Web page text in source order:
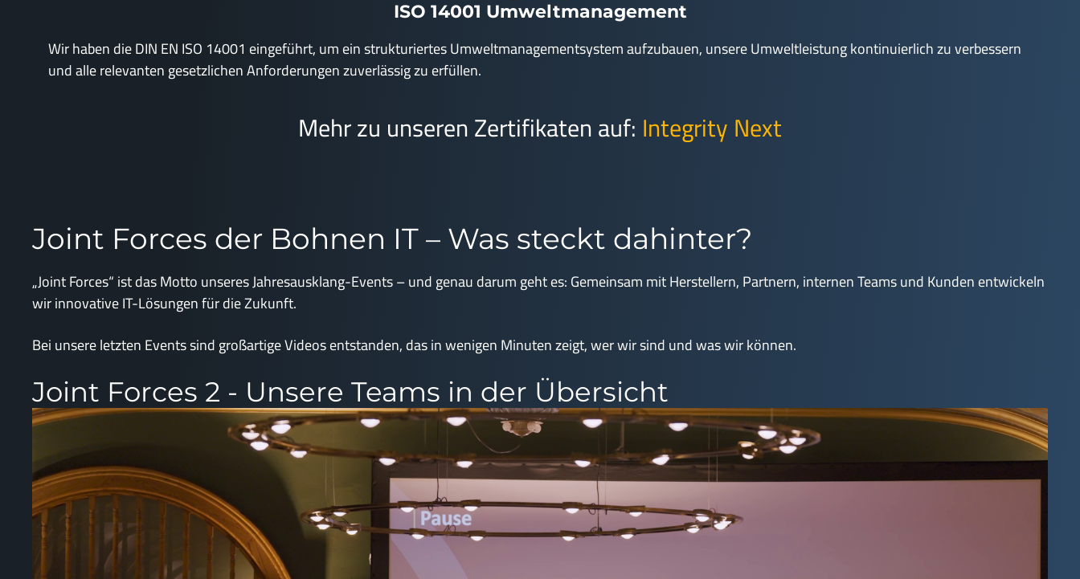
ISO 14001 Umweltmanagement
Wir haben die DIN EN ISO 14001 eingeführt, um ein strukturiertes Umweltmanagementsystem aufzubauen, unsere Umweltleistung kontinuierlich zu verbessern
und alle relevanten gesetzlichen Anforderungen zuverlässig zu erfüllen.
Mehr zu unseren Zertifikaten auf:Integrity Next
Joint Forces der Bohnen IT – Was steckt dahinter?
„Joint Forces“ ist das Motto unseres Jahresausklang-Events – und genau darum geht es: Gemeinsam mit Herstellern, Partnern, internen Teams und Kunden entwickeln
wir innovative IT-Lösungen für die Zukunft.
Bei unsere letzten Events sind großartige Videos entstanden, das in wenigen Minuten zeigt, wer wir sind und was wir können.
Joint Forces 2 - Unsere Teams in der Übersicht